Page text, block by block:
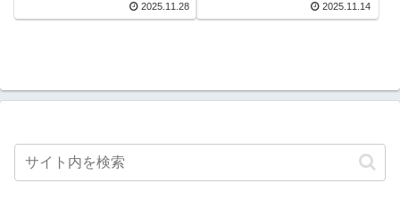
2025.11.28 2025.11.14